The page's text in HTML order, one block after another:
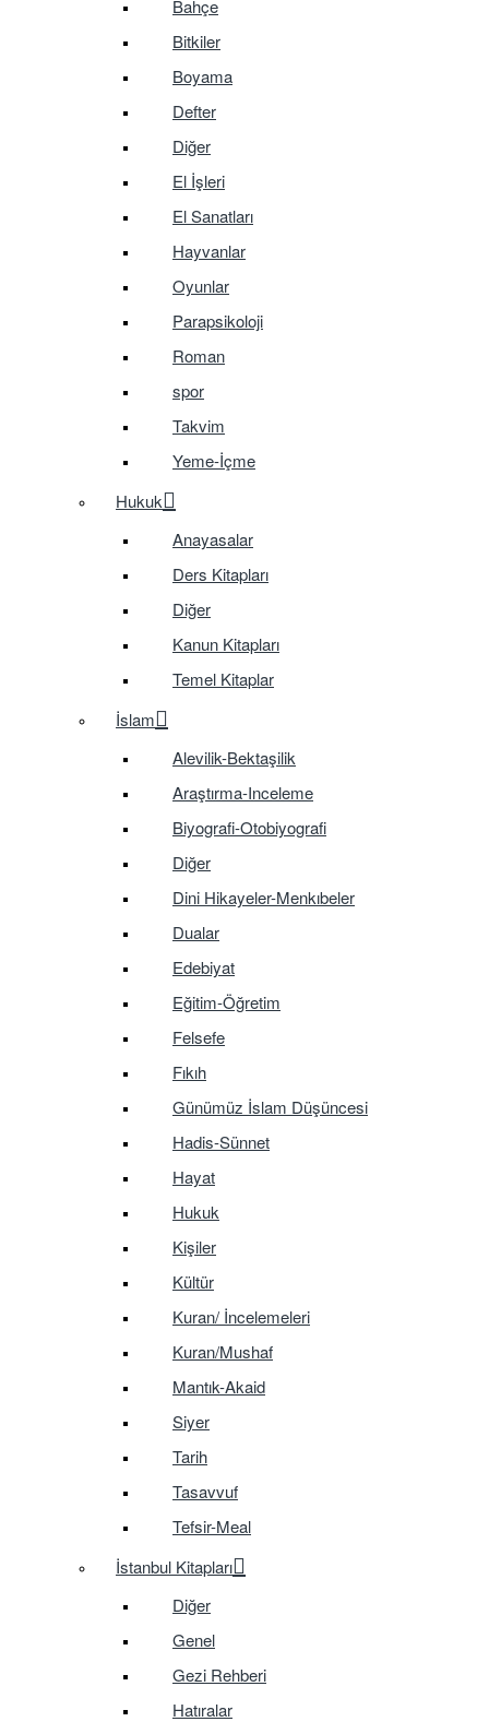
Bahçe
Bitkiler
Boyama
Defter
Diğer
El İşleri
El Sanatları
Hayvanlar
Oyunlar
Parapsikoloji
Roman
spor
Takvim
Yeme-İçme
Hukuk
Anayasalar
Ders Kitapları
Diğer
Kanun Kitapları
Temel Kitaplar
İslam
Alevilik-Bektaşilik
Araştırma-Inceleme
Biyografi-Otobiyografi
Diğer
Dini Hikayeler-Menkıbeler
Dualar
Edebiyat
Eğitim-Öğretim
Felsefe
Fıkıh
Günümüz İslam Düşüncesi
Hadis-Sünnet
Hayat
Hukuk
Kişiler
Kültür
Kuran/ İncelemeleri
Kuran/Mushaf
Mantık-Akaid
Siyer
Tarih
Tasavvuf
Tefsir-Meal
İstanbul Kitapları
Diğer
Genel
Gezi Rehberi
Hatıralar